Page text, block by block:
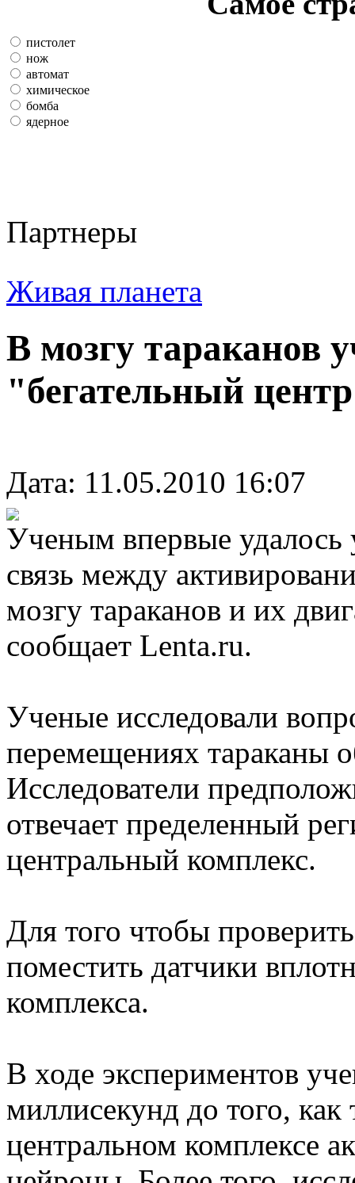
пистолет
нож
автомат
химическое
бомба
ядерное
Партнеры
Живая планета
В мозгу тараканов
"бегательный
Дата: 11.05.2010 16:07
Ученым впервые удалось
связь между
мозгу тараканов и их
сообщает Lenta.ru.
Ученые исследовали
перемещениях тараканы
Исследователи
отвечает пределенный
центральный комплекс.
Для того чтобы
поместить датчики
комплекса.
В ходе экспериментов
миллисекунд до того, как
центральном комплексе